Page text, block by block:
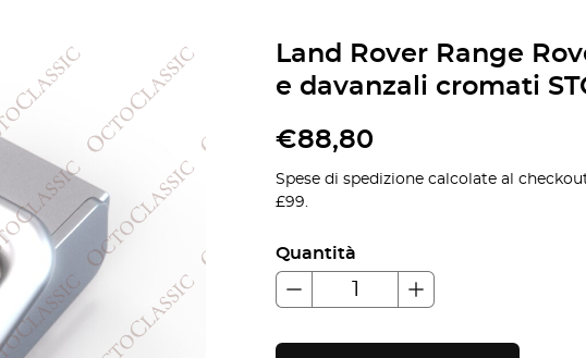
Land Rover Range
e davanzali cromati
€88,80
Spese di spedizione calcolate al
£99.
Quantità